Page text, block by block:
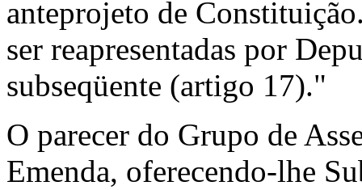
anteprojeto de
ser reapresentadas por
subseqüente (artigo 17)."
O parecer do Grupo de
Emenda, oferecendo-lhe